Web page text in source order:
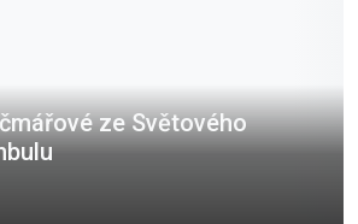
ze Světového